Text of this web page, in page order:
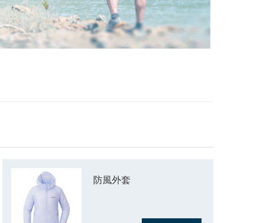
防風外套